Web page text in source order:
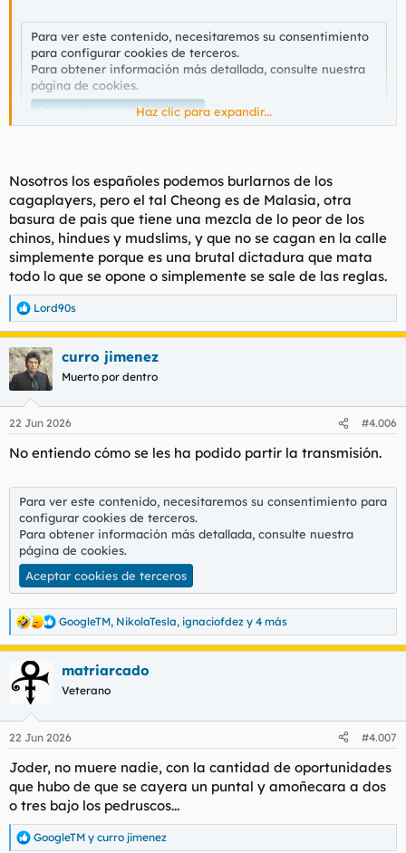
Para ver este contenido, necesitaremos su consentimiento
para configurar cookies de terceros.
Para obtener información más detallada, consulte nuestra
página de cookies.
Aceptar cookies de tercerosHaz clic para expandir...
Nosotros los españoles podemos burlarnos de los
cagaplayers, pero el tal Cheong es de Malasia, otra
basura de pais que tiene una mezcla de lo peor de los
chinos, hindues y mudslims, y que no se cagan en la calle
simplemente porque es una brutal dictadura que mata
todo lo que se opone o simplemente se sale de las reglas.
R
e
a
c
c
e
:
Lord90s
curro jimenez
Muerto por dentro
22 Jun 2026 #4.006
No entiendo cómo se les ha podido partir la transmisión.
Para ver este contenido, necesitaremos su consentimiento para
configurar cookies de terceros.
Para obtener información más detallada, consulte nuestra
página de cookies.
Aceptar cookies de terceros
R
e
a
c
e
:
GoogleTM, NikolaTesla, ignaciofdez y 4 más
matriarcado
Veterano
22 Jun 2026 #4.007
Joder, no muere nadie, con la cantidad de oportunidades
que hubo de que se cayera un puntal y amoñecara a dos
o tres bajo los pedruscos...
R
GoogleTM y curro jimenez